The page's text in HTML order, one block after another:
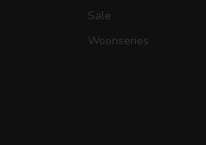
Sale
Woonseries